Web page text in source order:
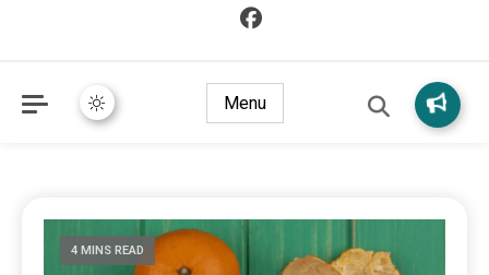
Menu
4 MINS READ